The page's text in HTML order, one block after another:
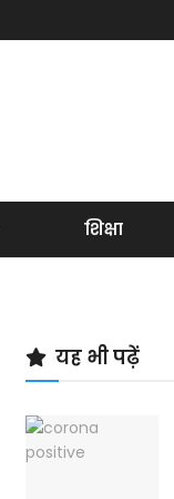
शिक्षा
यह भी पढ़ें